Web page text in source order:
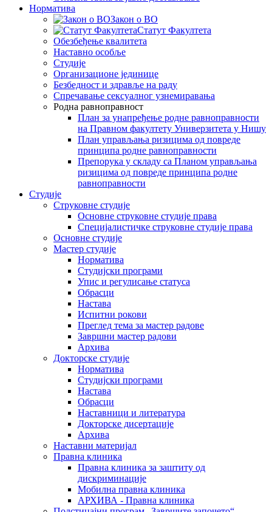
Норматива
Закон о ВО
Статут Факултета
Обезбеђење квалитета
Наставно особље
Студије
Организационе јединице
Безбедност и здравље на раду
Спречавање сексуалног узнемиравања
Родна равноправност
План за унапређење родне равноправности
на Правном факултету Универзитета у Нишу
План управљања ризицима од повреде
принципа родне равноправности
Препорука у складу са Планом управљања
ризицима од повреде принципа родне
равноправности
Студије
Струковне студије
Основне струковне студије права
Специјалистичке струковне студије права
Основне студије
Мастер студије
Норматива
Студијски програми
Упис и регулисање статуса
Обрасци
Настава
Испитни рокови
Преглед тема за мастер радове
Завршни мастер радови
Архива
Докторске студије
Норматива
Студијски програми
Настава
Обрасци
Наставници и литература
Докторске дисертације
Архива
Наставни материјал
Правна клиника
Правна клиника за заштиту од
дискриминације
Мобилна правна клиника
АРХИВА - Правна клиника